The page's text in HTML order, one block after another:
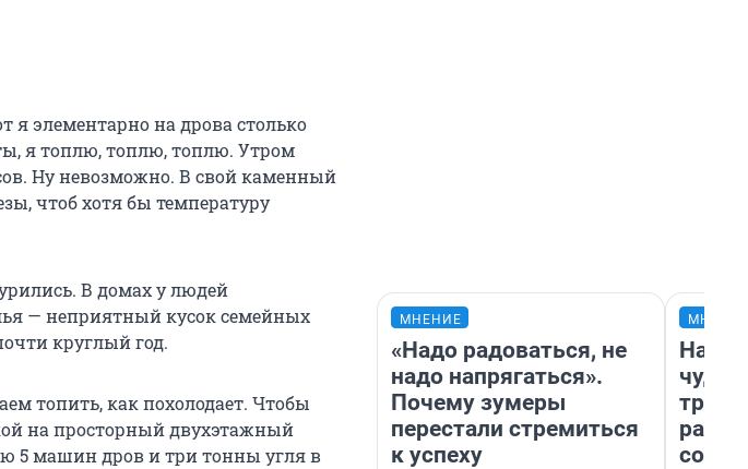
элементарно на дрова столько
я топлю, топлю, топлю. Утром
Ну невозможно. В свой каменный
чтоб хотя бы температуру
В домах у людей
— неприятный кусок семейных
круглый год.
топить, как похолодает. Чтобы
на просторный двухэтажный
5 машин дров и три тонны угля в
МНЕНИЕ
«Надо радоваться, не
надо напрягаться».
Почему зумеры
перестали стремиться
к успеху